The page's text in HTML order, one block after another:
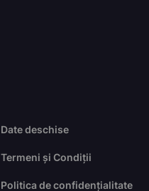
Date deschise
Termeni și Condiții
Politica de confidențialitate